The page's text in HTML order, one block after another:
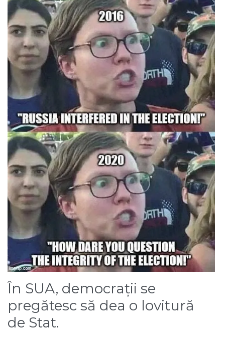
În SUA, democrații se
pregătesc să dea o lovitură
de Stat.